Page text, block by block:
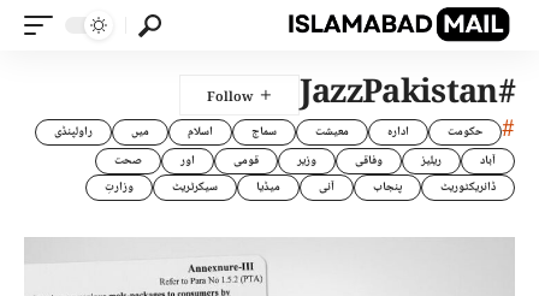
#JazzPakistan
# حکومت ادارہ معیشت سماج اسلام میں
راولپنڈی
آباد
ریلیز وفاقی وزیر قومی اور
صحت
ڈائریکٹوریٹ
پنجاب آئی میڈیا سیکرٹریٹ وزارتِ